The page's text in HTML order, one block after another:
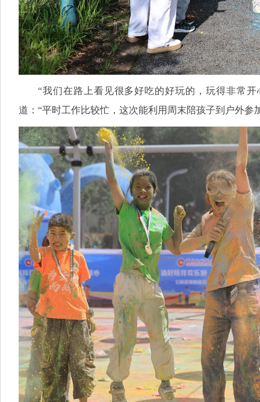
“我们在路上看见很多好吃的好玩的，玩得非常
道：“平时工作比较忙，这次能利用周末陪孩子到户外参